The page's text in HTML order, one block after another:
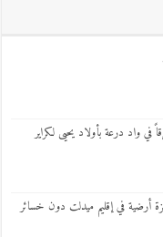
في واد درعة بأولاد يحيى لكراير
هزة أرضية في إقليم ميدلت دون خسائر